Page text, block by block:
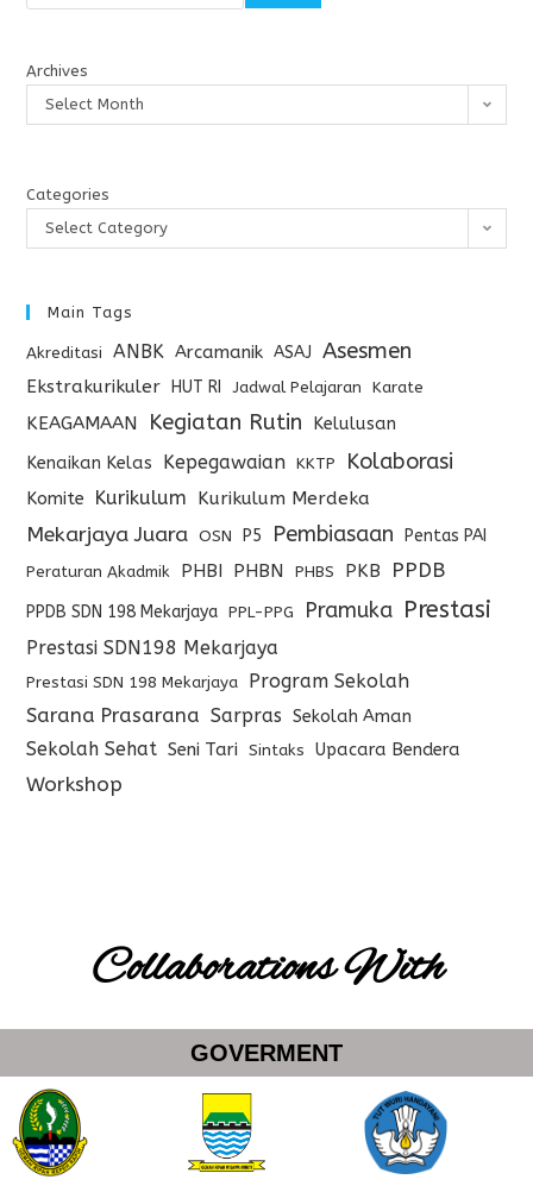
Archives
Select Month
Categories
Select Category
Main Tags
Akreditasi ANBK Arcamanik ASAJ Asesmen
Ekstrakurikuler HUT RI Jadwal Pelajaran Karate
KEAGAMAAN Kegiatan Rutin
Kelulusan
Kenaikan Kelas
Kepegawaian KKTP Kolaborasi
Komite Kurikulum Kurikulum Merdeka
Mekarjaya Juara OSN P5 Pembiasaan Pentas PAI
Peraturan Akadmik PHBI PHBN PHBS PKB PPDB
PPDB SDN 198 Mekarjaya PPL-PPG Pramuka Prestasi
Prestasi SDN198 Mekarjaya
Prestasi SDN 198 Mekarjaya
Program Sekolah
Sarana Prasarana Sarpras Sekolah Aman
Sekolah Sehat Seni Tari Sintaks Upacara Bendera
Workshop
Collaborations With
GOVERMENT